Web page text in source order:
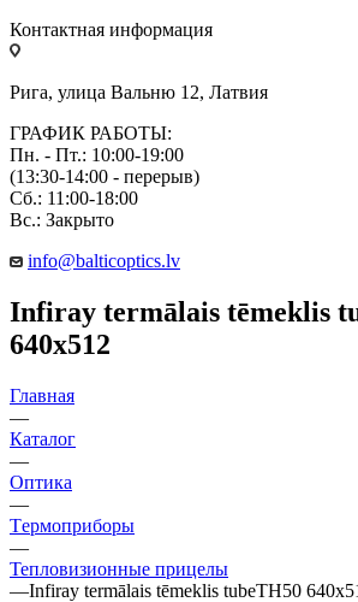
Контактная информация
Рига, улица Вальню 12, Латвия
ГРАФИК РАБОТЫ:
Пн. - Пт.: 10:00-19:00
(13:30-14:00 - перерыв)
Сб.: 11:00-18:00
Вс.: Закрыто
info@balticoptics.lv
Infiray termālais tēmeklis
640x512
Главная
—
Каталог
—
Оптика
—
Tермоприборы
—
Тепловизионные прицелы
—Infiray termālais tēmeklis tubeTH50